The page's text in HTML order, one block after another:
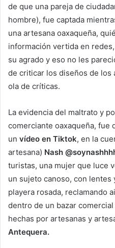
de que una pareja de
hombre), fue captada
una artesana oaxaqueña,
información vertida en
su agrado y eso no les
de criticar los diseños de los
ola de críticas.
La evidencia del maltrato y
comerciante oaxaqueña, fue
un vídeo en Tiktok, en la
artesana) Nash
turistas, una mujer que luce
un sujeto canoso, con
playera rosada, reclamando
dentro de un bazar
hechas por artesanas y
Antequera.